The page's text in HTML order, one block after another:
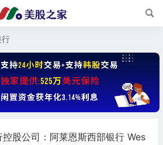
行
控股公司：阿莱恩斯西部银行 Wes